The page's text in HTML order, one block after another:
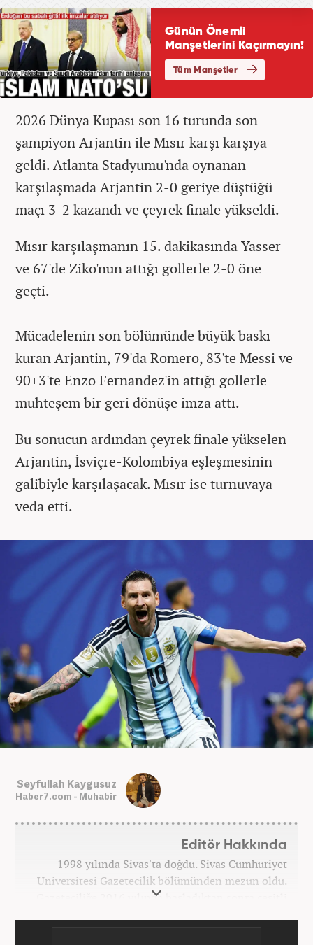
2026 Dünya Kupası son 16 turunda son
şampiyon Arjantin ile Mısır karşı karşıya
geldi. Atlanta Stadyumu'nda oynanan
karşılaşmada Arjantin 2-0 geriye düştüğü
maçı 3-2 kazandı ve çeyrek finale yükseldi.
Mısır karşılaşmanın 15. dakikasında Yasser
ve 67'de Ziko'nun attığı gollerle 2-0 öne
geçti.
Mücadelenin son bölümünde büyük baskı
kuran Arjantin, 79'da Romero, 83'te Messi ve
90+3'te Enzo Fernandez'in attığı gollerle
muhteşem bir geri dönüşe imza attı.
Bu sonucun ardından çeyrek finale yükselen
Arjantin, İsviçre-Kolombiya eşleşmesinin
galibiyle karşılaşacak. Mısır ise turnuvaya
veda etti.
Seyfullah Kaygusuz
Haber7.com - Muhabir
Editör Hakkında
1998 yılında Sivas'ta doğdu. Sivas Cumhuriyet
Üniversitesi Gazetecilik bölümünden mezun oldu.
Gazeteciliğe 2016 yılında başladıktan sonra çeşitli